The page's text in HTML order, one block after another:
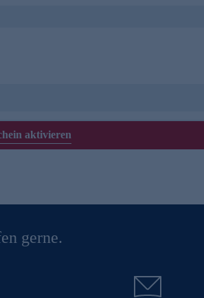
aktivieren
gerne.